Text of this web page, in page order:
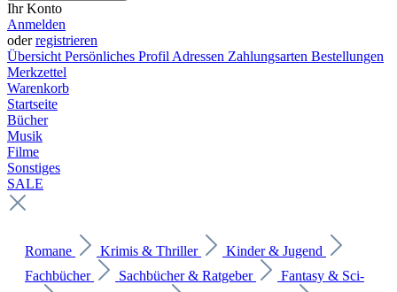
Ihr Konto
Anmelden
oderregistrieren
Übersicht Persönliches Profil Adressen Zahlungsarten Bestellungen
Merkzettel
Warenkorb
Startseite
Bücher
Musik
Filme
Sonstiges
SALE
Romane Krimis & Thriller
Kinder & Jugend
Fachbücher
Sachbücher & Ratgeber
Fantasy & Sci-